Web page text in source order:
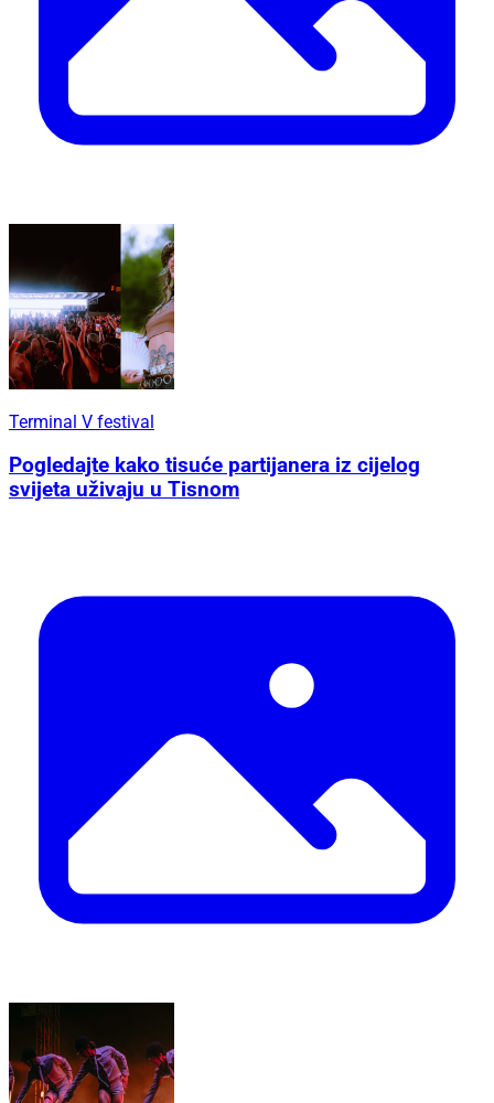
Terminal V festival
Pogledajte kako tisuće partijanera iz cijelog
svijeta uživaju u Tisnom